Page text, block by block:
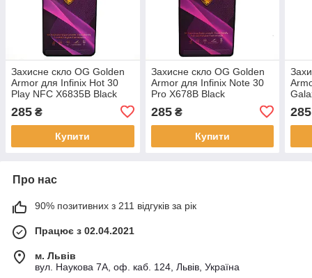
Захисне скло OG Golden
Armor для Infinix Hot 30
Play NFC X6835B Black
285 ₴
Купити
Захисне скло OG Golden
Armor для Infinix Note 30
Pro X678B Black
285₴
Купити
Lite/
285
Про нас
90% позитивних з 211 відгуків за рік
Працює з 02.04.2021
м. Львів
вул. Наукова 7А, оф. каб. 124, Львів, Україна